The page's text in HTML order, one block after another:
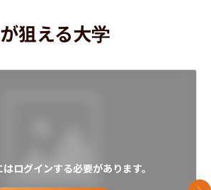
狙える大学
ログインする必要があります。